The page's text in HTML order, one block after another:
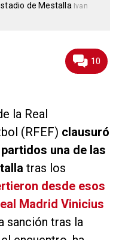
de Mestalla Ivan
10
la Real
(RFEF) clausuró
una de las
tras los
desde esos
Madrid Vinicius
sanción tras la